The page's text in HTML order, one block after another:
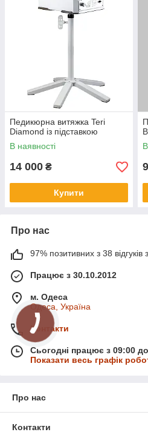
Педикюрна витяжка Teri
Diamond із підставкою
В наявності
14 000 ₴
Купити
Про нас
97% позитивних з 38 відгуків
Працює з 30.10.2012
м. Одеса
Одеса, Україна
Контакти
Сьогодні працює з 09:00
Показати весь графік
Про нас
Контакти